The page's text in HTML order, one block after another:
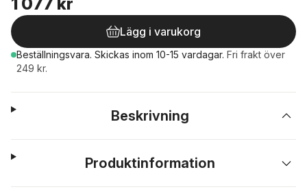
Lägg i varukorg
Beställningsvara. Skickas inom 10-15 vardagar. Fri frakt över
249 kr.
Beskrivning
Produktinformation